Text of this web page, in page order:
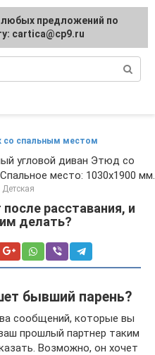
со спальным местом
угловой диван Этюд со
место: 1030х1900 мм.
Детская
расставания, и
делать?
бывший парень?
сообщений, которые вы
прошлый партнер таким
Возможно, он хочет
предложений по
cartica@cp9.ru